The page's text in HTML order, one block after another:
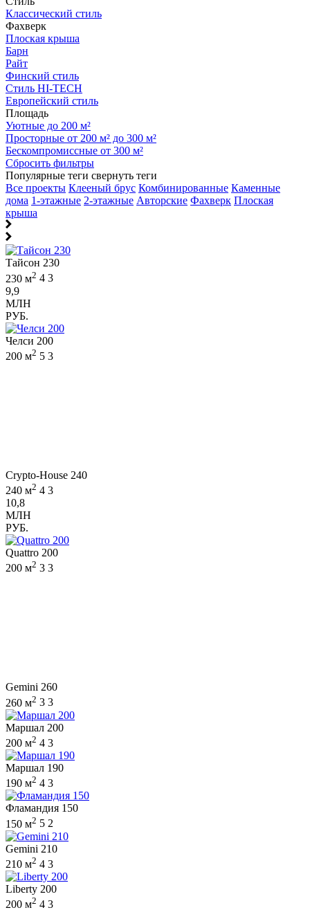
Классический стиль
Фахверк
Плоская крыша
Барн
Райт
Финский стиль
Стиль HI-TECH
Европейский стиль
Площадь
Уютные до 200 м²
Просторные от 200 м² до 300 м²
Бескомпромиссные от 300 м²
Сбросить фильтры
Популярные теги свернуть теги
Все проекты Клееный брус Комбинированные Каменные
дома 1-этажные 2-этажные Авторские Фахверк Плоская
крыша
Тайсон 230
230 м2 4 3
9,9
МЛН
РУБ.
Челси 200
200 м2 5 3
Crypto-House 240
240 м2 4 3
10,8
МЛН
РУБ.
Quattro 200
200 м2 3 3
Gemini 260
260 м2 3 3
Маршал 200
200 м2 4 3
Маршал 190
190 м2 4 3
Фламандия 150
150 м2 5 2
Gemini 210
210 м2 4 3
Liberty 200
200 м2 4 3